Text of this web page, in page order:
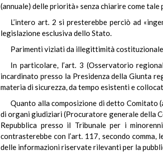
(annuale) delle priorità» senza chiarire come tale
L’intero art. 2 si presterebbe perciò ad
legislazione esclusiva dello Stato.
Parimenti viziati da illegittimità
In particolare, l’art. 3 (Osservatorio
incardinato presso la Presidenza della Giunta
materia di sicurezza, da tempo esistenti e
Quanto alla composizione di detto Comitato
di organi giudiziari (Procuratore generale della
Repubblica presso il Tribunale per i
contrasterebbe con l’art. 117, secondo comma,
delle informazioni riservate rilevanti per la